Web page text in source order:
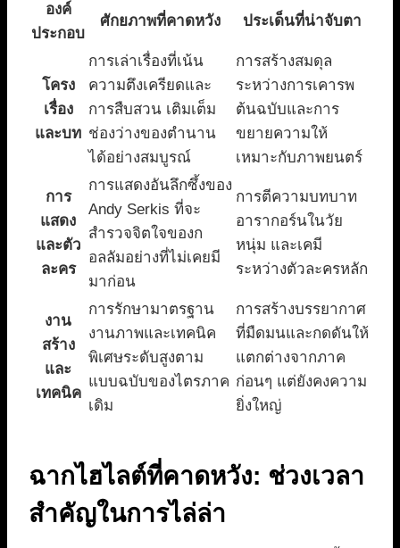
องค์
ประกอบ
ศักยภาพที่คาดหวัง ประเด็นที่น่าจับตา
โครง
เรื่อง
และบท
การเล่าเรื่องที่เน้น
ความตึงเครียดและ
การสืบสวน เติมเต็ม
ช่องว่างของตำนาน
ได้อย่างสมบูรณ์
การสร้างสมดุล
ระหว่างการเคารพ
ต้นฉบับและการ
ขยายความให้
เหมาะกับภาพยนตร์
การ
แสดง
และตัว
ละคร
การแสดงอันลึกซึ้งของ
Andy Serkis ที่จะ
สำรวจจิตใจของก
อลลัมอย่างที่ไม่เคยมี
มาก่อน
การตีความบทบาท
อารากอร์นในวัย
หนุ่ม และเคมี
ระหว่างตัวละครหลัก
งาน
สร้าง
และ
เทคนิค
การรักษามาตรฐาน
งานภาพและเทคนิค
พิเศษระดับสูงตาม
แบบฉบับของไตรภาค
เดิม
การสร้างบรรยากาศ
ที่มืดมนและกดดันให้
แตกต่างจากภาค
ก่อนๆ แต่ยังคงความ
ยิ่งใหญ่
ฉากไฮไลต์ที่คาดหวัง: ช่วงเวลา
สำคัญในการไล่ล่า